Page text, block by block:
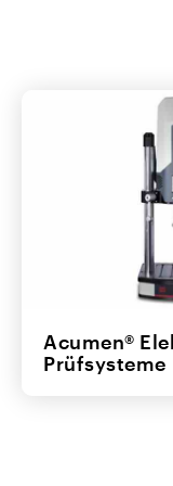
Acumen®
Prüfsysteme